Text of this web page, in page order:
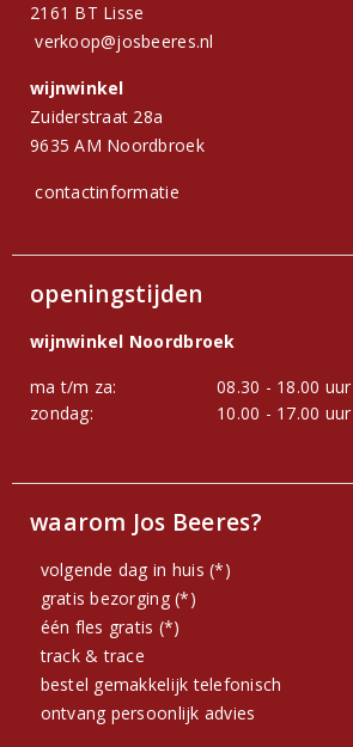
2161 BT Lisse
verkoop@josbeeres.nl
wijnwinkel
Zuiderstraat 28a
9635 AM Noordbroek
contactinformatie
openingstijden
wijnwinkel Noordbroek
ma t/m za:
08.30 - 18.00 uur
zondag:
10.00 - 17.00 uur
waarom Jos Beeres?
volgende dag in huis (*)
gratis bezorging (*)
één fles gratis (*)
track & trace
bestel gemakkelijk telefonisch
ontvang persoonlijk advies